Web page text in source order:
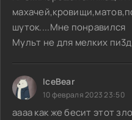
шуток....Мне понравился
Мульт не для мелких
IceBear
10 февраля 2023 23:50
аааа как же бесит этот